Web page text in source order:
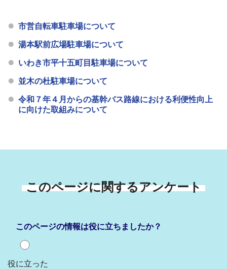
市営自転車駐車場について
湯本駅前広場駐車場について
いわき市平十五町目駐車場について
並木の杜駐車場について
令和７年４月からの基幹バス路線における利便性向上
に向けた取組みについて
このページに関するアンケート
このページの情報は役に立ちましたか？
役に立った